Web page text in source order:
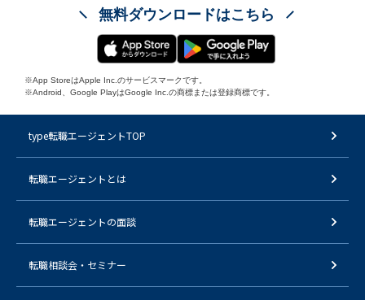
無料ダウンロードはこちら
※App StoreはApple Inc.のサービスマークです。
※Android、Google PlayはGoogle Inc.の商標または登録商標です。
type転職エージェントTOP
転職エージェントとは
転職エージェントの面談
転職相談会・セミナー